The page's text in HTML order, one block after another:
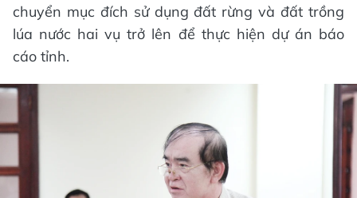
chuyển mục đích sử dụng đất rừng và đất trồng
lúa nước hai vụ trở lên để thực hiện dự án báo
cáo tỉnh.